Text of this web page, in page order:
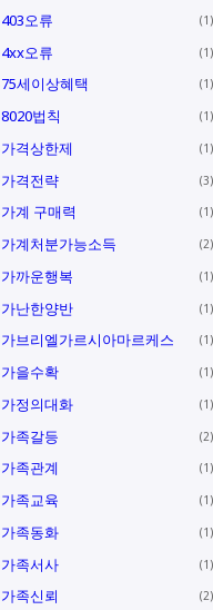
403오류 1
4xx오류 1
75세이상혜택 1
8020법칙 1
가격상한제 1
가격전략 3
가계 구매력 1
가계처분가능소득 2
가까운행복 1
가난한양반 1
가브리엘가르시아마르케스 1
가을수확 1
가정의대화 1
가족갈등 2
가족관계 1
가족교육 1
가족동화 1
가족서사 1
가족신뢰 2